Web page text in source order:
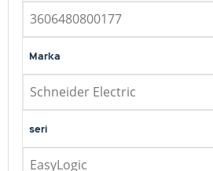
3606480800177
Marka
Schneider Electric
seri
EasyLogic